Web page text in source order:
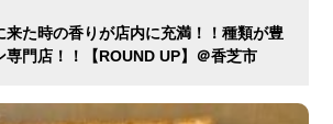
来た時の香りが店内に充満！！種類が豊
専門店！！【ROUND UP】＠香芝市